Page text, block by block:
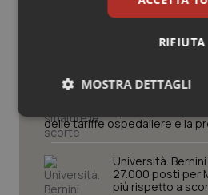
Ulcera & Reflusso
Governo e
d’attesa tornano
delle tariffe ospedaliere e la
Università.
27.000 posti per
più rispetto a
RIFIUTA
MOSTRA DETTAGLI
Necessari Statistici